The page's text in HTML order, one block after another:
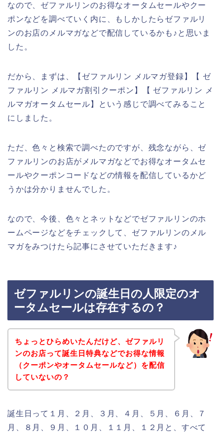
なので、ゼファルリンのお得なオータムセールやクー
ポンなどを調べていく内に、もしかしたらゼファルリ
ンのお店のメルマガなどで配信しているかも♪と思いま
した。
だから、まずは、【ゼファルリン メルマガ登録】【 ゼ
ファルリン メルマガ割引クーポン】【 ゼファルリン メ
ルマガオータムセール】という感じで調べてみること
にしました。
ただ、色々と検索で調べたのですが、残念ながら、ゼ
ファルリンのお店がメルマガなどでお得なオータムセ
ールやクーポンコードなどの情報を配信しているかど
うかは分かりませんでした。
なので、今後、色々とネットなどでゼファルリンのホ
ームページなどをチェックして、ゼファルリンのメル
マガをみつけたら記事にさせていただきます♪
ゼファルリンの誕生日の人限定のオ
ータムセールは存在するの？
ちょっとひらめいたんだけど、ゼファルリ
ンのお店って誕生日特典などでお得な情報
（クーポンやオータムセールなど）を配信
していないの？
誕生日って１月、２月、３月、４月、５月、６月、７
月、８月、９月、１０月、１１月、１２月と、すべて